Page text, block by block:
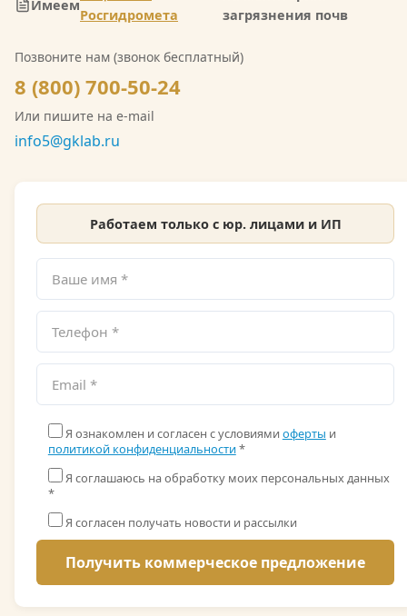
СРО на выполнение инженерно-экологических
Росгидромета можно ознакомиться на сайте.
Имеем
Росгидромета
загрязнения почв
Позвоните нам (звонок бесплатный)
8 (800) 700-50-24
Или пишите на e-mail
info5@gklab.ru
Работаем только с юр. лицами и ИП
Я ознакомлен и согласен с условиями оферты и
политикой конфиденциальности*
Я соглашаюсь на обработку моих персональных данных
*
Я согласен получать новости и рассылки